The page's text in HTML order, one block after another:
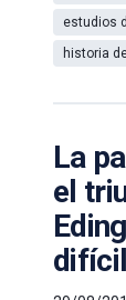
estudios
historia
La
el